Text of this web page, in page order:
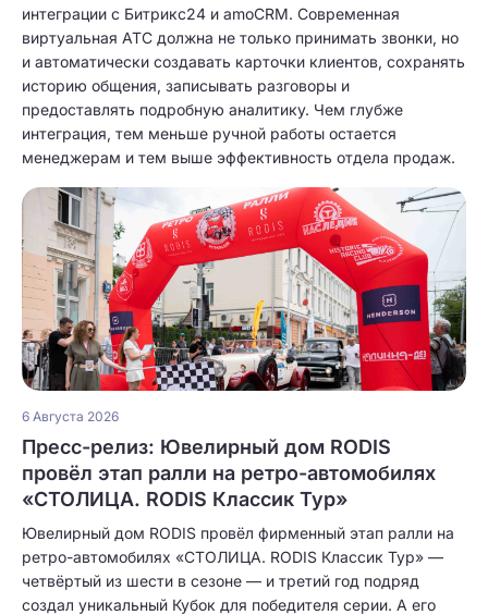
интеграции с Битрикс24 и amoCRM. Современная
виртуальная АТС должна не только принимать звонки, но
и автоматически создавать карточки клиентов, сохранять
историю общения, записывать разговоры и
предоставлять подробную аналитику. Чем глубже
интеграция, тем меньше ручной работы остается
менеджерам и тем выше эффективность отдела продаж.
6 Августа 2026
Пресс-релиз: Ювелирный дом RODIS
провёл этап ралли на ретро-автомобилях
«СТОЛИЦА. RODIS Классик Тур»
Ювелирный дом RODIS провёл фирменный этап ралли на
ретро-автомобилях «СТОЛИЦА. RODIS Классик Тур» —
четвёртый из шести в сезоне — и третий год подряд
создал уникальный Кубок для победителя серии. А его